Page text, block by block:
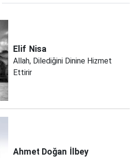
Elif Nisa
Allah, Dilediğini Dinine Hizmet
Ettirir
Ahmet Doğan İlbey